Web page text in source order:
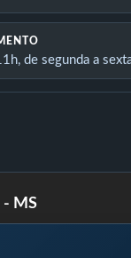
de segunda a
- MS